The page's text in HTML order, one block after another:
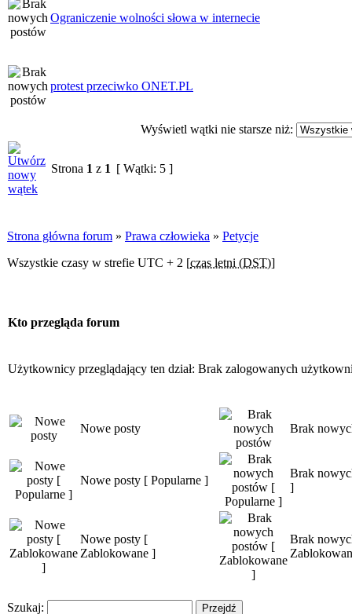
Ograniczenie wolności słowa w internecie
protest przeciwko ONET.PL
Wyświetl wątki nie starsze niż:
Strona 1 z 1 [ Wątki: 5 ]
Strona główna forum » Prawa człowieka » Petycje
Wszystkie czasy w strefie UTC + 2 [czas letni (DST)]
Kto przegląda forum
Użytkownicy przeglądający ten dział: Brak zalogowanych
Nowe posty Brak
Nowe posty [ Popularne ]
Brak
]
Nowe posty [
Zablokowane ]
Brak
Szukaj: